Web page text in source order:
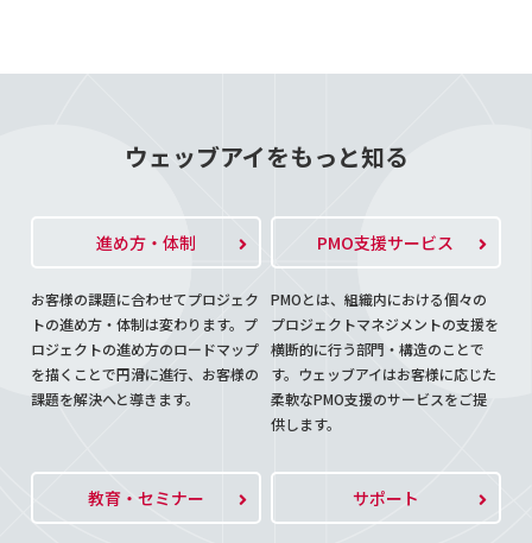
ウェッブアイをもっと知る
進め方・体制
お客様の課題に合わせてプロジェク
トの進め方・体制は変わります。プ
ロジェクトの進め方のロードマップ
を描くことで円滑に進行、お客様の
課題を解決へと導きます。
PMO支援サービス
PMOとは、組織内における個々の
プロジェクトマネジメントの支援を
横断的に行う部門・構造のことで
す。ウェッブアイはお客様に応じた
柔軟なPMO支援のサービスをご提
供します。
教育・セミナー サポート